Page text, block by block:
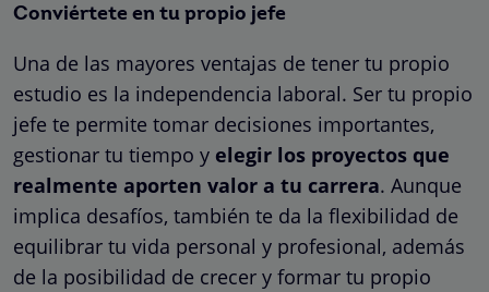
Conviértete en tu propio jefe
Una de las mayores ventajas de tener tu propio
estudio es la independencia laboral. Ser tu propio
jefe te permite tomar decisiones importantes,
gestionar tu tiempo y elegir los proyectos que
realmente aporten valor a tu carrera. Aunque
implica desafíos, también te da la flexibilidad de
equilibrar tu vida personal y profesional, además
de la posibilidad de crecer y formar tu propio